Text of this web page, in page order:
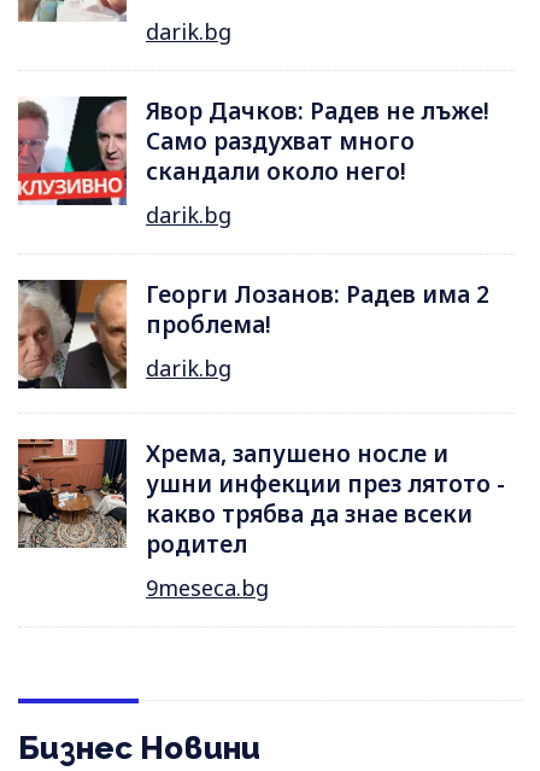
darik.bg
Явор Дачков: Радев не лъже!
Само раздухват много
скандали около него!
darik.bg
Георги Лозанов: Радев има 2
проблема!
darik.bg
Хрема, запушено носле и
ушни инфекции през лятотo -
какво трябва да знае всеки
родител
9meseca.bg
Бизнес Новини